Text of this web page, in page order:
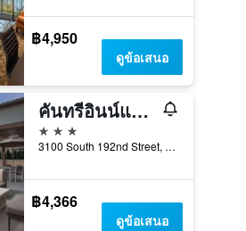
฿4,950
ดูข้อเสนอ
คันทรีอินน์แอนด์สวีทส์ บายเรดิสัน สนามบินนานาชาติซีแอตเทิล-ทาโคมา WA
3 ดาว
3100 South 192nd Street, ซีแทค, WA, สหรัฐอเมริกา
฿4,366
ดูข้อเสนอ